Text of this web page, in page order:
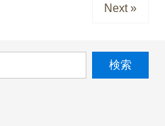
Next »